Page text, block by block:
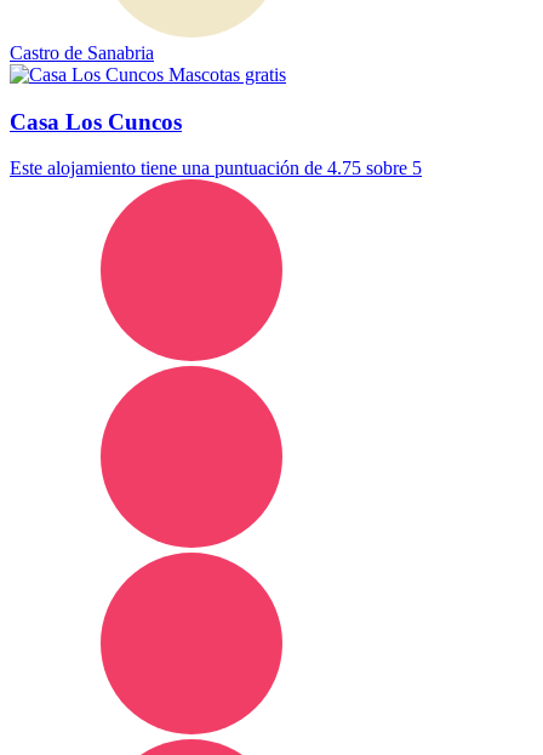
Castro de Sanabria
Mascotas gratis
Casa Los Cuncos
Este alojamiento tiene una puntuación de 4.75 sobre 5